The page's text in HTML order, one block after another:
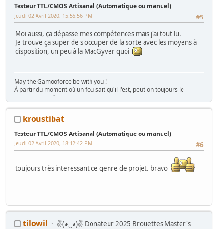
Flippers:Gottlieb Magnotron, Bally Freedom,Gottlieb Hot Shot
Gottlieb Genesis Data East Time Machine,
Jackpot: Bally Golden Continental
(Donkey Kong Key Box)-Testeur TTL/CMOS Artisanal-Moniteur Test
MPU Data East
Testeur TTL/CMOS Artisanal (Automatique ou manuel)
#5
Jeudi 02 Avril 2020, 15:56:56 PM
Moi aussi, ça dépasse mes compétences mais j'ai tout lu.
Je trouve ça super de s'occuper de la sorte avec les moyens à
disposition, un peu à la MacGyver quoi
May the Gamooforce be with you !
À partir du moment où un fou sait qu'il l'est, peut-on toujours le
nommer ainsi ?
Boulot, rétro, dodo... et un peu (beaucoup) de TATC© (Touche A Tout
Le WIP en slip et le hack Sega en Pijama !
kroustibat
Testeur TTL/CMOS Artisanal (Automatique ou manuel)
#6
Jeudi 02 Avril 2020, 18:12:42 PM
toujours très interessant ce genre de projet. bravo
tilowil
✌(◕‿◕)✌ Donateur 2025 Brouettes Master's